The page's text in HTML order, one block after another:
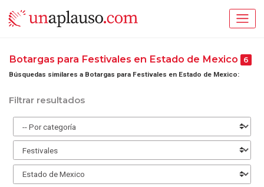
Botargas para Festivales en Estado de Mexico 6
Búsquedas similares a Botargas para Festivales en Estado de Mexico:
Filtrar resultados